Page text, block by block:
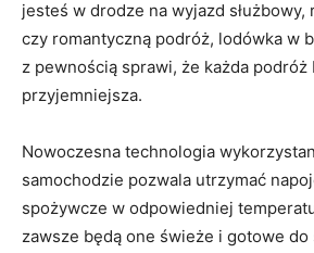
jesteś w drodze na wyjazd służbowy,
czy romantyczną podróż, lodówka w
z​ pewnością sprawi, że każda
przyjemniejsza.
Nowoczesna technologia
samochodzie pozwala utrzymać
spożywcze w​ odpowiedniej
‍zawsze⁣ będą one⁣ świeże i gotowe do